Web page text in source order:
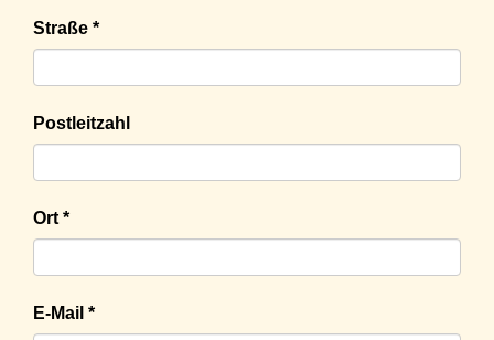
Straße *
Postleitzahl
Ort *
E-Mail *